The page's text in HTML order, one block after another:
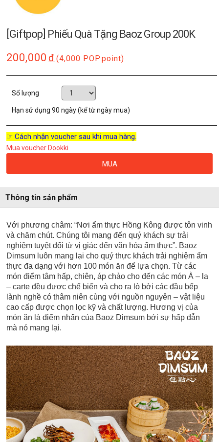
[Giftpop] Phiếu Quà Tặng Baoz Group 200K
200,000 đ (4,000 POP point)
Số lượng
Hạn sử dụng90 ngày (kể từ ngày mua)
☞ Cách nhận voucher sau khi mua hàng.
Mua voucher Dookki
MUA
Thông tin sản phẩm
Với phương châm: “Nơi ẩm thực Hồng Kông được tôn vinh
và chăm chút. Chúng tôi mang đến quý khách sự trải
nghiệm tuyệt đối từ vị giác đến văn hóa ẩm thực”. Baoz
Dimsum luôn mang lại cho quý thực khách trải nghiệm ẩm
thực đa dạng với hơn 100 món ăn để lựa chọn. Từ các
món điểm tâm hấp, chiên, áp chảo cho đến các món À – la
– carte đều được chế biến và cho ra lò bởi các đầu bếp
lành nghề có thâm niên cùng với nguồn nguyên – vật liệu
cao cấp được chọn lọc kỹ và chất lượng. Hương vị của
món ăn là điểm nhấn của Baoz Dimsum bởi sự hấp dẫn
mà nó mang lại.